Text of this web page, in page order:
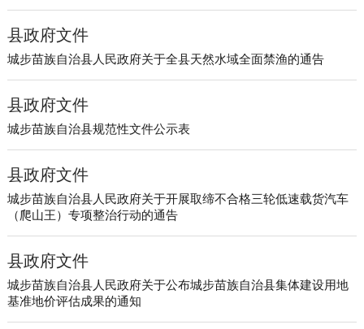
县政府文件
城步苗族自治县人民政府关于全县天然水域全面禁渔的通告
县政府文件
城步苗族自治县规范性文件公示表
县政府文件
城步苗族自治县人民政府关于开展取缔不合格三轮低速载货汽车
（爬山王）专项整治行动的通告
县政府文件
城步苗族自治县人民政府关于公布城步苗族自治县集体建设用地
基准地价评估成果的通知